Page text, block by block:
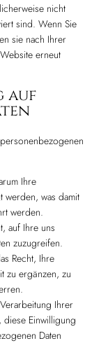
nicht
sind. Wenn Sie
sie nach Ihrer
erneut
auf
Ihre
werden, was damit
werden.
auf Ihre uns
zuzugreifen.
Recht, Ihre
zu ergänzen, zu
Ihrer
diese Einwilligung
Daten